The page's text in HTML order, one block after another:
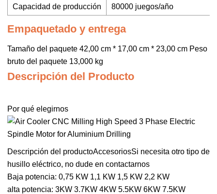
Capacidad de producción 80000 juegos/año
Empaquetado y entrega
Tamaño del paquete 42,00 cm * 17,00 cm * 23,00 cm Peso
bruto del paquete 13,000 kg
Descripción del Producto
Por qué elegirnos
Descripción del productoAccesoriosSi necesita otro tipo de
husillo eléctrico, no dude en contactarnos
Baja potencia: 0,75 KW 1,1 KW 1,5 KW 2,2 KW
alta potencia: 3KW 3.7KW 4KW 5.5KW 6KW 7.5KW